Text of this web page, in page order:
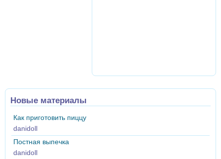
Новые материалы
Как приготовить пиццу
danidoll
Постная выпечка
danidoll